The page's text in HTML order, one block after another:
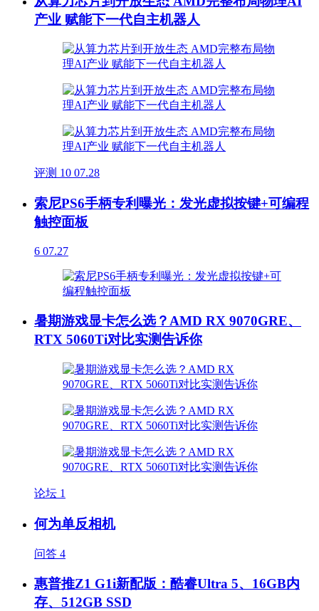
产业 赋能下一代自主机器人
评测 10 07.28
索尼PS6手柄专利曝光：发光虚拟按键+可编程
触控面板
6 07.27
暑期游戏显卡怎么选？AMD RX 9070GRE、
RTX 5060Ti对比实测告诉你
论坛 1
何为单反相机
问答 4
惠普推Z1 G1i新配版：酷睿Ultra 5、16GB内
存、512GB SSD